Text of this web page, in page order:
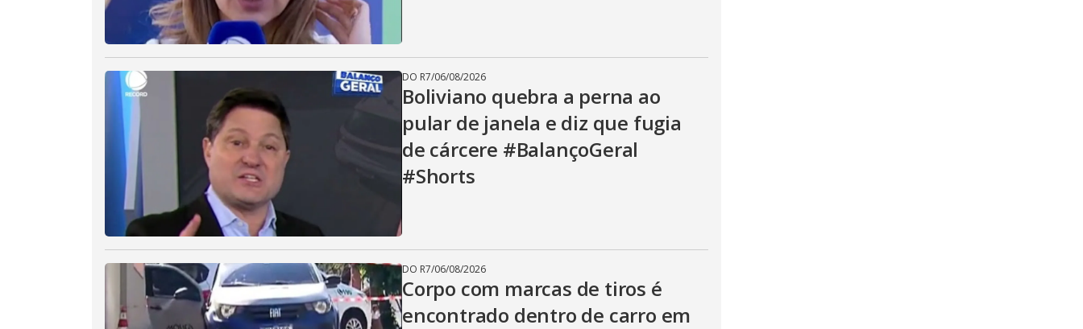
DO R7/06/08/2026
Boliviano quebra a perna ao
pular de janela e diz que fugia
de cárcere #BalançoGeral
#Shorts
DO R7/06/08/2026
Corpo com marcas de tiros é
encontrado dentro de carro em